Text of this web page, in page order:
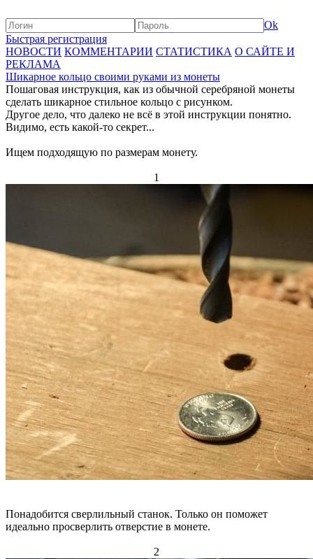
Ok
Быстрая регистрация
НОВОСТИ КОММЕНТАРИИ СТАТИСТИКА О САЙТЕ И
РЕКЛАМА
Шикарное кольцо своими руками из монеты
Пошаговая инструкция, как из обычной серебряной монеты
сделать шикарное стильное кольцо с рисунком.
Другое дело, что далеко не всё в этой инструкции понятно.
Видимо, есть какой-то секрет...
Ищем подходящую по размерам монету.
1
Понадобится сверлильный станок. Только он поможет
идеально просверлить отверстие в монете.
2